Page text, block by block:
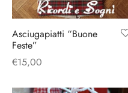
Asciugapiatti “Buone
Feste”
€15,00
Speciali
Copricandela
Bimbe